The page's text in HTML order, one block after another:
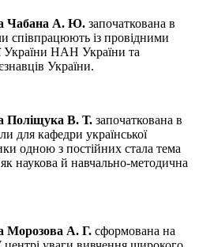
Чабана А. Ю. започаткована в
співпрацюють із провідними
України НАН України та
України.
Поліщука В. Т. започаткована в
для кафедри української
одною з постійних стала тема
наукова й навчально-методична
Морозова А. Г. сформована на